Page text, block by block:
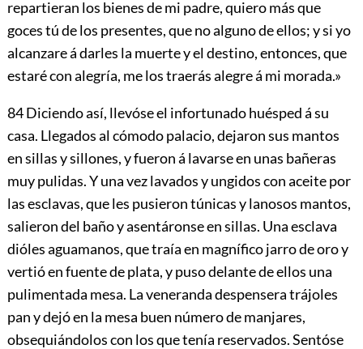
repartieran los bienes de mi padre, quiero más que
goces tú de los presentes, que no alguno de ellos; y si yo
alcanzare á darles la muerte y el destino, entonces, que
estaré con alegría, me los traerás alegre á mi morada.»
84Diciendo así, llevóse el infortunado huésped á su
casa. Llegados al cómodo palacio, dejaron sus mantos
en sillas y sillones, y fueron á lavarse en unas bañeras
muy pulidas. Y una vez lavados y ungidos con aceite por
las esclavas, que les pusieron túnicas y lanosos mantos,
salieron del baño y asentáronse en sillas. Una esclava
dióles aguamanos, que traía en magnífico jarro de oro y
vertió en fuente de plata, y puso delante de ellos una
pulimentada mesa. La veneranda despensera trájoles
pan y dejó en la mesa buen número de manjares,
obsequiándolos con los que tenía reservados. Sentóse